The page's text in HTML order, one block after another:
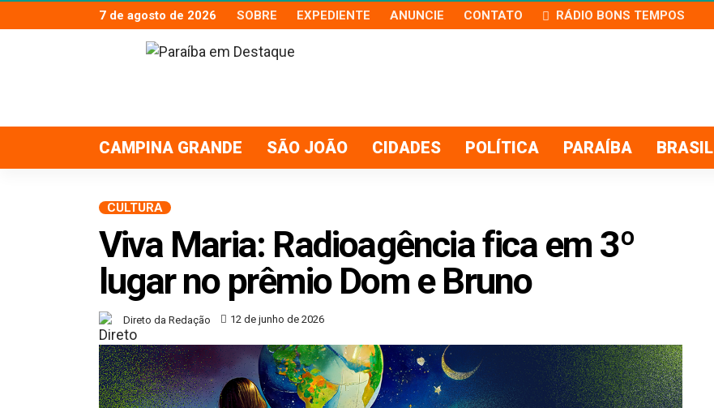
7 de agosto de 2026 SOBRE EXPEDIENTE ANUNCIE CONTATO RÁDIO BONS TEMPOS
CAMPINA GRANDE SÃO JOÃO CIDADES POLÍTICA PARAÍBA BRASIL
CULTURA
Viva Maria: Radioagência fica em 3º
lugar no prêmio Dom e Bruno
Direto da Redação 12 de junho de 2026